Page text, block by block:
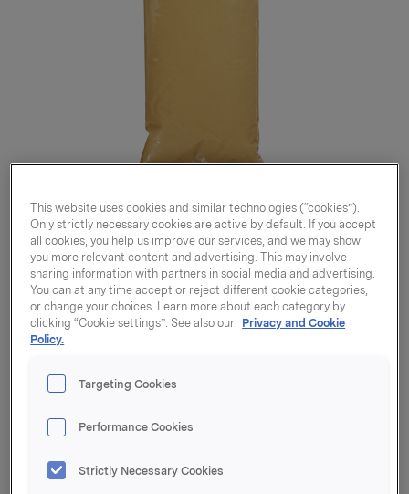
Sennep sentomat 2,5kg
Krt à 10,0 kg, 4 stk
EPD-nr. 1753607
Klassisk ketchup i sentomatpose
This website uses cookies and similar technologies (“cookies”).
Only strictly necessary cookies are active by default. If you accept
all cookies, you help us improve our services, and we may show
you more relevant content and advertising. This may involve
sharing information with partners in social media and advertising.
You can at any time accept or reject different cookie categories,
or change your choices. Learn more about each category by
clicking “Cookie settings”. See also our Privacy and Cookie
Policy.
Targeting Cookies
Performance Cookies
Strictly Necessary Cookies